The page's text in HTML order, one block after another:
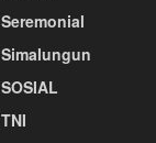
Seremonial
Simalungun
SOSIAL
TNI